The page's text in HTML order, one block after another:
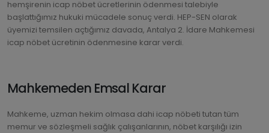
hemşirenin icap nöbet ücretlerinin ödenmesi talebiyle
başlattığımız hukuki mücadele sonuç verdi. HEP-SEN olarak
üyemizi temsilen açtığımız davada, Antalya 2. İdare Mahkemesi
icap nöbet ücretinin ödenmesine karar verdi.
Mahkemeden Emsal Karar
Mahkeme, uzman hekim olmasa dahi icap nöbeti tutan tüm
memur ve sözleşmeli sağlık çalışanlarının, nöbet karşılığı izin